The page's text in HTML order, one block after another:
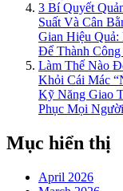
3 Bí Quyết
Suất Và Cân
Gian Hiệu
Để Thành
Làm Thế Nào
Khỏi Cái Mác
Kỹ Năng Giao
Phục Mọi
Mục hiển thị
April 2026